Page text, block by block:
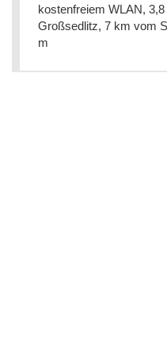
kostenfreiem WLAN,
Großsedlitz, 7 km vom
m